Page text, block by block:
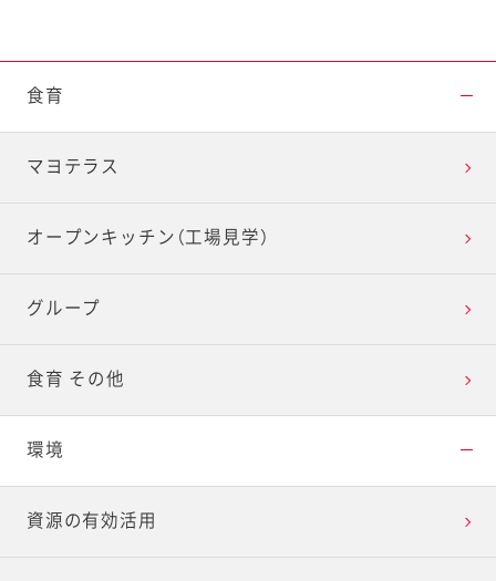
食育
マヨテラス
オープンキッチン（工場見学）
グループ
食育 その他
環境
資源の有効活用